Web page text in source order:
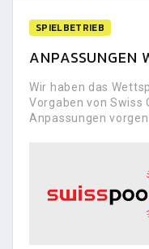
SPIELBETRIEB
ANPASSUNGEN
Wir haben das
Vorgaben von Swiss
Anpassungen